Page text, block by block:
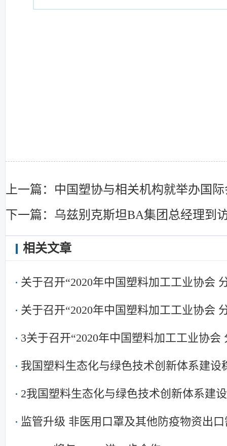
上一篇：中国塑协与相关机构就举办国
下一篇：乌兹别克斯坦BA集团总经理到
相关文章
关于召开“2020年中国塑料加工工业协会
关于召开“2020年中国塑料加工工业协会
3关于召开“2020年中国塑料加工工业协
我国塑料生态化与绿色技术创新体系建设
2我国塑料生态化与绿色技术创新体系建
监管升级 非医用口罩及其他防疫物资出